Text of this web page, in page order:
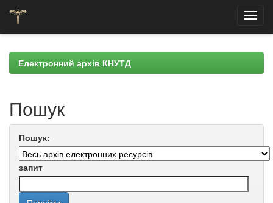
navigationЕлектронний архів КНУТД
Пошук
Пошук:
запит